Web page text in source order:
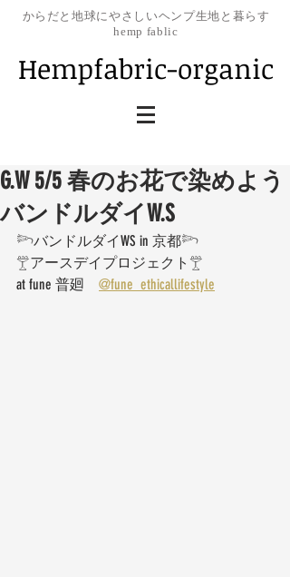
​からだと地球にやさしいヘンプ生地と暮らす
hemp fablic
Hempfabric-organic
G.W 5/5 春のお花で染めよう
バンドルダイW.S
𓆸バンドルダイWS in 京都𓆸
𓊱アースデイプロジェクト𓊱
at fune 普廻 @fune_ethicallifestyle